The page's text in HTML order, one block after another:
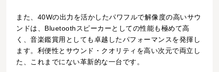
また、40Wの出力を活かしたパワフルで解像度の高いサウ
ンドは、Bluetoothスピーカーとしての性能も極めて高
く、音楽鑑賞用としても卓越したパフォーマンスを発揮し
ます。利便性とサウンド・クオリティを高い次元で両立し
た、これまでにない革新的な一台です。